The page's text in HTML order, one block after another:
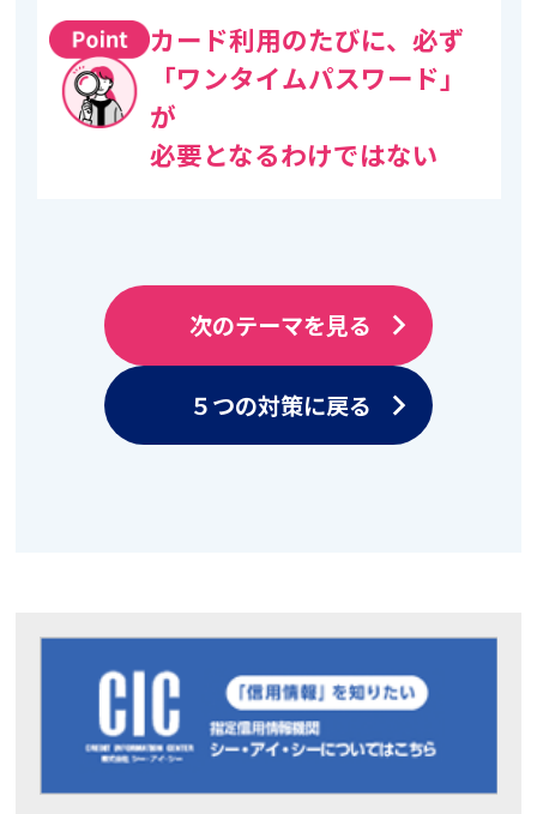
カード利用のたびに、必ず
「ワンタイムパスワード」
が
必要となるわけではない
次のテーマを見る arrow_forward_ios
５つの対策に戻る arrow_forward_ios